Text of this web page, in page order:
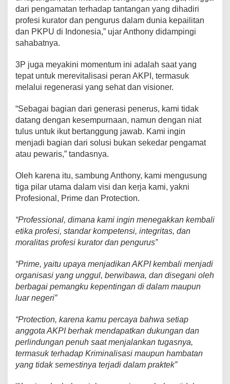
dari pengamatan terhadap tantangan yang dihadiri
profesi kurator dan pengurus dalam dunia kepailitan
dan PKPU di Indonesia,” ujar Anthony didampingi
sahabatnya.
3P juga meyakini momentum ini adalah saat yang
tepat untuk merevitalisasi peran AKPI, termasuk
melalui regenerasi yang sehat dan visioner.
“Sebagai bagian dari generasi penerus, kami tidak
datang dengan kesempurnaan, namun dengan niat
tulus untuk ikut bertanggung jawab. Kami ingin
menjadi bagian dari solusi bukan sekedar pengamat
atau pewaris,” tandasnya.
Oleh karena itu, sambung Anthony, kami mengusung
tiga pilar utama dalam visi dan kerja kami, yakni
Profesional, Prime dan Protection.
“Professional, dimana kami ingin menegakkan kembali
etika profesi, standar kompetensi, integritas, dan
moralitas profesi kurator dan pengurus”
“Prime, yaitu upaya menjadikan AKPI kembali menjadi
organisasi yang unggul, berwibawa, dan disegani oleh
berbagai pemangku kepentingan di dalam maupun
luar negeri”
“Protection, karena kamu percaya bahwa setiap
anggota AKPI berhak mendapatkan dukungan dan
perlindungan penuh saat menjalankan tugasnya,
termasuk terhadap Kriminalisasi maupun hambatan
yang tidak semestinya terjadi dalam praktek”